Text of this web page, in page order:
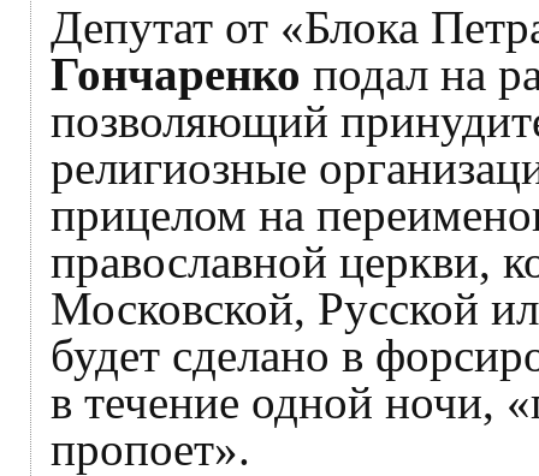
Депутат от «Блока
Гончаренко подал на
позволяющий
религиозные
прицелом на
православной церкви,
Московской, Русской
будет сделано в
в течение одной ночи,
пропоет».